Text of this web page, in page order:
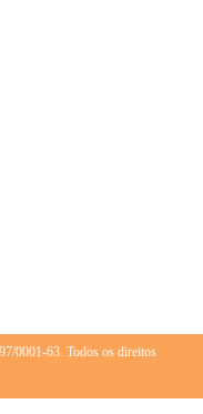
0001-63. Todos os direitos